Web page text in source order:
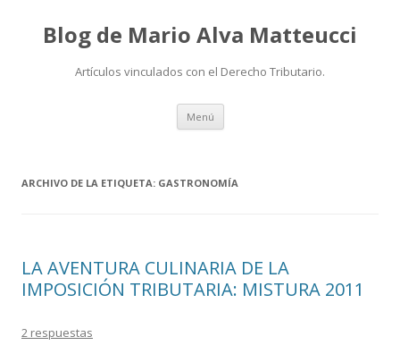
Blog de Mario Alva Matteucci
Artículos vinculados con el Derecho Tributario.
Menú Ir
contenido
ARCHIVO DE LA ETIQUETA: GASTRONOMÍA
LA AVENTURA CULINARIA DE LA
IMPOSICIÓN TRIBUTARIA: MISTURA 2011
2 respuestas